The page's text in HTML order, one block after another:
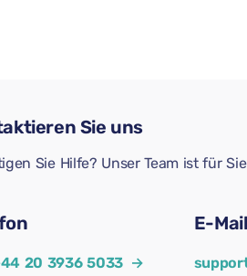
Sie uns
Sie Hilfe? Unser Team ist für
20 3936 5033 →
E-